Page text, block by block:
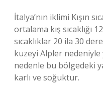
İtalya’nın iklimi Kışın
ortalama kış sıcaklığı
sıcaklıklar 20 ila 30
kuzeyi Alpler
nedenle bu bölgedeki
karlı ve soğuktur.